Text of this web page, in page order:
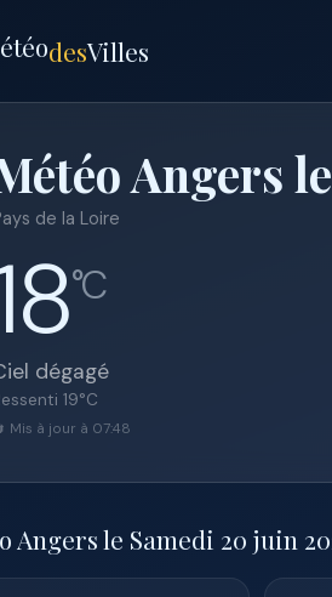
desVilles
Angers
de la Loire
°C
dégagé
19°C
Mis à jour à 07:48
Angers le Samedi 20 juin